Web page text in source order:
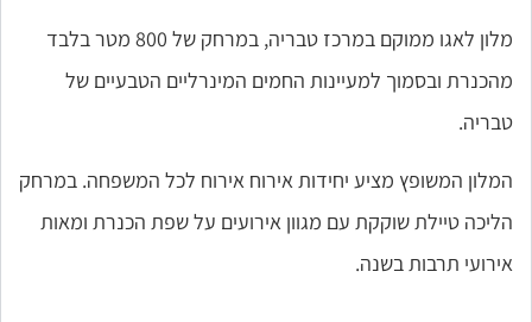
מלון לאגו ממוקם במרכז טבריה, במרחק של 800 מטר בלבד
מהכנרת ובסמוך למעיינות החמים המינרליים הטבעיים של
טבריה.
המלון המשופץ מציע יחידות אירוח אירוח לכל המשפחה. במרחק
הליכה טיילת שוקקת עם מגוון אירועים על שפת הכנרת ומאות
אירועי תרבות בשנה.